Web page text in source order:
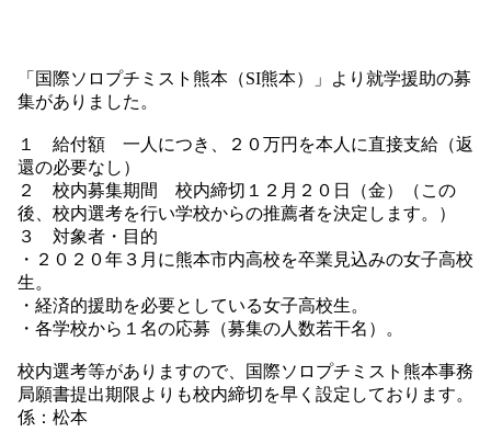
「国際ソロプチミスト熊本（SI熊本）」より就学援助の募
集がありました。
１ 給付額 一人につき、２０万円を本人に直接支給（返
還の必要なし）
２ 校内募集期間 校内締切１２月２０日（金）（この
後、校内選考を行い学校からの推薦者を決定します。）
３ 対象者・目的
・２０２０年３月に熊本市内高校を卒業見込みの女子高校
生。
・経済的援助を必要としている女子高校生。
・各学校から１名の応募（募集の人数若干名）。
校内選考等がありますので、国際ソロプチミスト熊本事務
局願書提出期限よりも校内締切を早く設定しております。
係：松本